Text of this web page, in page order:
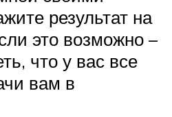
результат на
это возможно –
что у вас все
вам в